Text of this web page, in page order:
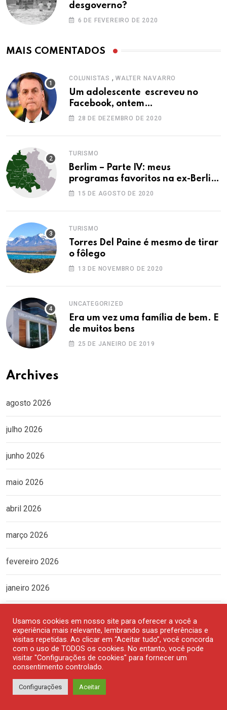
desgoverno?
6 DE FEVEREIRO DE 2020
MAIS COMENTADOS
COLUNISTAS , WALTER NAVARRO
Um adolescente escreveu no
Facebook, ontem…
28 DE DEZEMBRO DE 2020
TURISMO
Berlim – Parte IV: meus
programas favoritos na ex-Berlim
Ocidental
15 DE AGOSTO DE 2020
TURISMO
Torres Del Paine é mesmo de tirar
o fôlego
13 DE NOVEMBRO DE 2020
UNCATEGORIZED
Era um vez uma família de bem. E
de muitos bens
25 DE JANEIRO DE 2019
Archives
agosto 2026
julho 2026
junho 2026
maio 2026
abril 2026
março 2026
fevereiro 2026
janeiro 2026
novembro 2025
outubro 2025
setembro 2025
Usamos cookies em nosso site para oferecer a você a
experiência mais relevante, lembrando suas preferências e
visitas repetidas. Ao clicar em “Aceitar tudo”, você concorda
com o uso de TODOS os cookies. No entanto, você pode
visitar "Configurações de cookies" para fornecer um
consentimento controlado.
Configurações Aceitar